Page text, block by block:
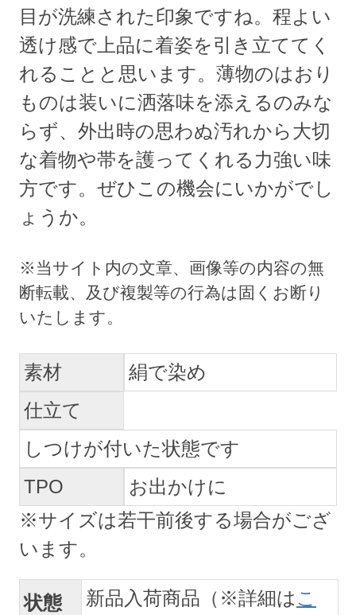
目が洗練された印象ですね。程よい
透け感で上品に着姿を引き立ててく
れることと思います。薄物のはおり
ものは装いに洒落味を添えるのみな
らず、外出時の思わぬ汚れから大切
な着物や帯を護ってくれる力強い味
方です。ぜひこの機会にいかがでし
ょうか。
素材
絹で染め
仕立て
しつけが付いた状態です
TPO
お出かけに
※サイズは若干前後する場合がござ
います。
状態 新品入荷商品（※詳細は こ